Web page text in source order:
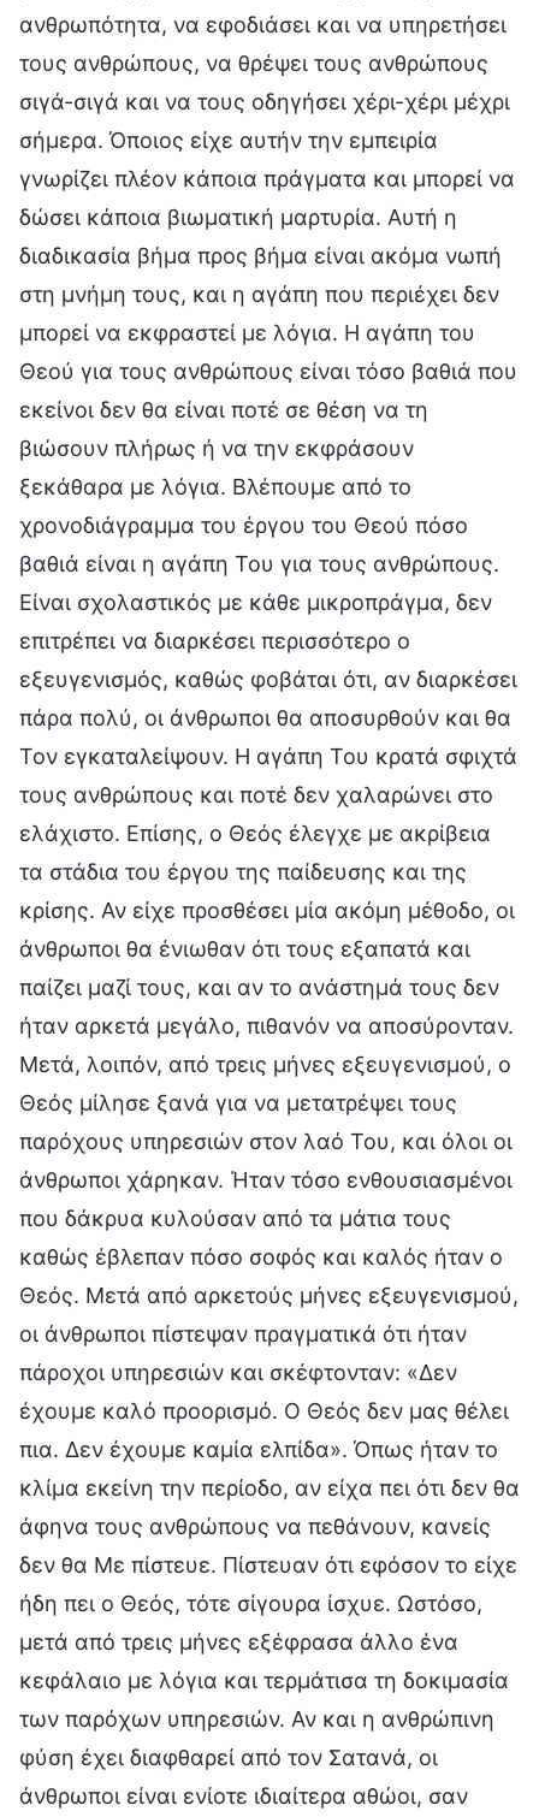
ανθρωπότητα, να εφοδιάσει και να υπηρετήσει
τους ανθρώπους, να θρέψει τους ανθρώπους
σιγά-σιγά και να τους οδηγήσει χέρι-χέρι μέχρι
σήμερα. Όποιος είχε αυτήν την εμπειρία
γνωρίζει πλέον κάποια πράγματα και μπορεί να
δώσει κάποια βιωματική μαρτυρία. Αυτή η
διαδικασία βήμα προς βήμα είναι ακόμα νωπή
στη μνήμη τους, και η αγάπη που περιέχει δεν
μπορεί να εκφραστεί με λόγια. Η αγάπη του
Θεού για τους ανθρώπους είναι τόσο βαθιά που
εκείνοι δεν θα είναι ποτέ σε θέση να τη
βιώσουν πλήρως ή να την εκφράσουν
ξεκάθαρα με λόγια. Βλέπουμε από το
χρονοδιάγραμμα του έργου του Θεού πόσο
βαθιά είναι η αγάπη Του για τους ανθρώπους.
Είναι σχολαστικός με κάθε μικροπράγμα, δεν
επιτρέπει να διαρκέσει περισσότερο ο
εξευγενισμός, καθώς φοβάται ότι, αν διαρκέσει
πάρα πολύ, οι άνθρωποι θα αποσυρθούν και θα
Τον εγκαταλείψουν. Η αγάπη Του κρατά σφιχτά
τους ανθρώπους και ποτέ δεν χαλαρώνει στο
ελάχιστο. Επίσης, ο Θεός έλεγχε με ακρίβεια
τα στάδια του έργου της παίδευσης και της
κρίσης. Αν είχε προσθέσει μία ακόμη μέθοδο, οι
άνθρωποι θα ένιωθαν ότι τους εξαπατά και
παίζει μαζί τους, και αν το ανάστημά τους δεν
ήταν αρκετά μεγάλο, πιθανόν να αποσύρονταν.
Μετά, λοιπόν, από τρεις μήνες εξευγενισμού, ο
Θεός μίλησε ξανά για να μετατρέψει τους
παρόχους υπηρεσιών στον λαό Του, και όλοι οι
άνθρωποι χάρηκαν. Ήταν τόσο ενθουσιασμένοι
που δάκρυα κυλούσαν από τα μάτια τους
καθώς έβλεπαν πόσο σοφός και καλός ήταν ο
Θεός. Μετά από αρκετούς μήνες εξευγενισμού,
οι άνθρωποι πίστεψαν πραγματικά ότι ήταν
πάροχοι υπηρεσιών και σκέφτονταν: «Δεν
έχουμε καλό προορισμό. Ο Θεός δεν μας θέλει
πια. Δεν έχουμε καμία ελπίδα». Όπως ήταν το
κλίμα εκείνη την περίοδο, αν είχα πει ότι δεν θα
άφηνα τους ανθρώπους να πεθάνουν, κανείς
δεν θα Με πίστευε. Πίστευαν ότι εφόσον το είχε
ήδη πει ο Θεός, τότε σίγουρα ίσχυε. Ωστόσο,
μετά από τρεις μήνες εξέφρασα άλλο ένα
κεφάλαιο με λόγια και τερμάτισα τη δοκιμασία
των παρόχων υπηρεσιών. Αν και η ανθρώπινη
φύση έχει διαφθαρεί από τον Σατανά, οι
άνθρωποι είναι ενίοτε ιδιαίτερα αθώοι, σαν